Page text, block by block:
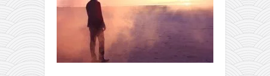
светлопис
законоправило
духовни отац